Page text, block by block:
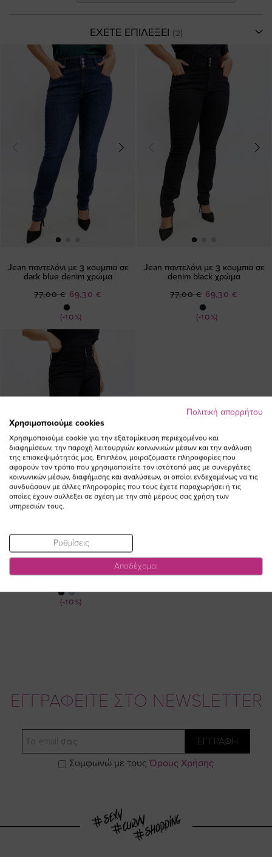
ΕΧΕΤΕ ΕΠΙΛΕΞΕΙ
Jean παντελόνι με 3 κουμπιά σε
dark blue denim χρώμα
(-10%)
Ειδική
Τιμή
69,30 €
77,00 €
Jean παντελόνι με 3 κουμπιά σε
denim black χρώμα
(-10%)
Ειδική
Τιμή
69,30 €
77,00 €
Jean καμπάνα με 3 κουμπιά σε
denim black χρώμα
(-10%)
Ειδική
Τιμή
69,30 €
77,00 €
ΕΓΓΡΑΦΕΙΤΕ ΣΤΟ NEWSLETTER
Email
ΕΓΓΡΑΦΗ
Συμφωνώ με τους Όρους Χρήσης
Πολιτική απορρήτου
Χρησιμοποιούμε cookies
Χρησιμοποιούμε cookie για την εξατομίκευση περιεχομένου και
διαφημίσεων, την παροχή λειτουργιών κοινωνικών μέσων και την ανάλυση
της επισκεψιμότητάς μας. Επιπλέον, μοιραζόμαστε πληροφορίες που
αφορούν τον τρόπο που χρησιμοποιείτε τον ιστότοπό μας με συνεργάτες
κοινωνικών μέσων, διαφήμισης και αναλύσεων, οι οποίοι ενδεχομένως να τις
συνδυάσουν με άλλες πληροφορίες που τους έχετε παραχωρήσει ή τις
οποίες έχουν συλλέξει σε σχέση με την από μέρους σας χρήση των
υπηρεσιών τους.
Ρυθμίσεις
Αποδέχομαι